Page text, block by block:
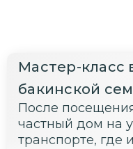
понравившиеся
Мастер-класс
бакинской
После
частный дом на
транспорте, где